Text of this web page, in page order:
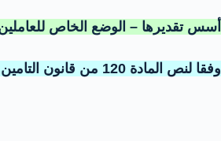
أسس تقديرها – الوضع الخاص للعاملين
وفقا لنص المادة 120 من قانون التامين الاجتماعي: